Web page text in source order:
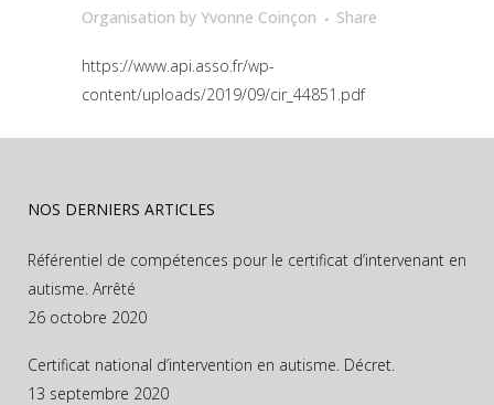
Organisation by Yvonne Coinçon Share
https://www.api.asso.fr/wp-
content/uploads/2019/09/cir_44851.pdf
NOS DERNIERS ARTICLES
Référentiel de compétences pour le certificat d’intervenant en
autisme. Arrêté
26 octobre 2020
Certificat national d’intervention en autisme. Décret.
13 septembre 2020